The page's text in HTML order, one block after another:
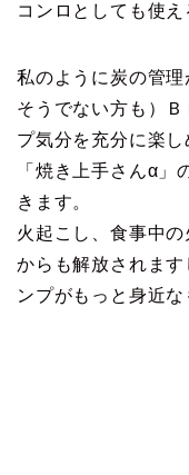
コンロとしても使
私のように炭の管
そうでない方も）
プ気分を充分に楽
「焼き上手さんα」
きます。
火起こし、食事中
からも解放されま
ンプがもっと身近な